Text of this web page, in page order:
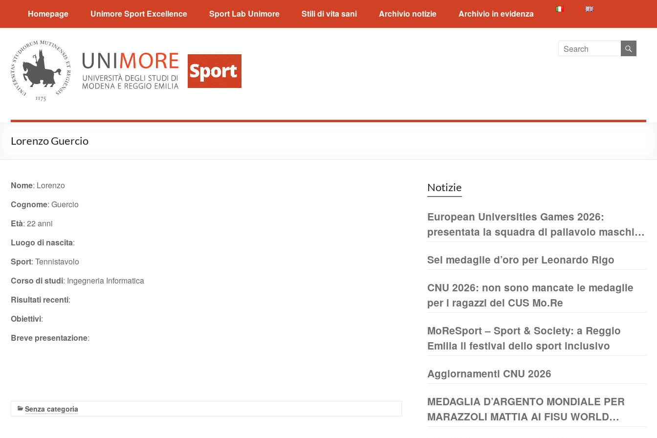
Sport Excellence
Homepage Unimore Sport Excellence Sport Lab Unimore Stili di vita sani Archivio notizie Archivio in evidenza
Lorenzo Guercio
Nome: Lorenzo
Cognome: Guercio
Età: 22 anni
Luogo di nascita:
Sport: Tennistavolo
Corso di studi: Ingegneria Informatica
Risultati recenti:
Obiettivi:
Breve presentazione:
Senza categoria
Notizie
European Universities Games 2026:
presentata la squadra di pallavolo maschile
Sei medaglie d’oro per Leonardo Rigo
CNU 2026: non sono mancate le medaglie
per i ragazzi del CUS Mo.Re
MoReSport – Sport & Society: a Reggio
Emilia il festival dello sport inclusivo
Aggiornamenti CNU 2026
MEDAGLIA D’ARGENTO MONDIALE PER
MARAZZOLI MATTIA AI FISU WORLD